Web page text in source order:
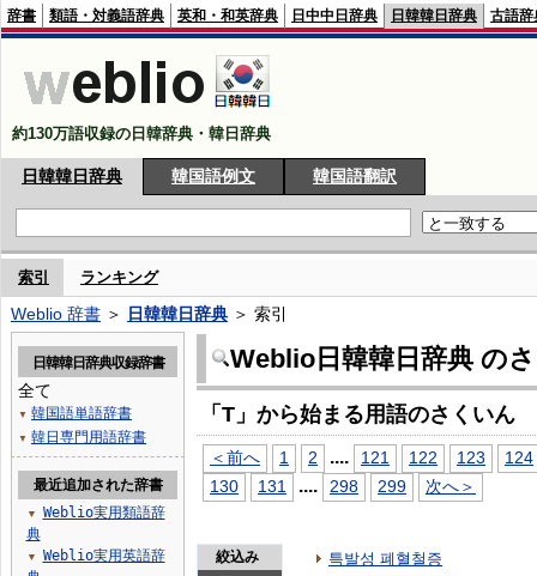
辞書 類語・対義語辞典 英和・和英辞典 日中中日辞典 日韓韓日辞典 古語辞
約130万語収録の日韓辞典・韓日辞典
日韓韓日辞典 韓国語例文 韓国語翻訳
索引 ランキング
Weblio 辞書 ＞ 日韓韓日辞典 ＞ 索引
Weblio日韓韓日辞典 の
「T」から始まる用語のさくいん
＜前へ 1 2 .... 121 122 123
124
130
131 .... 298 299 次へ＞
絞込み
특발성 폐혈철증
日韓韓日辞典収録辞書
全て
▼ 韓国語単語辞書
▼ 韓日専門用語辞書
最近追加された辞書
▼
Weblio実用類語辞
典
▼
Weblio実用英語辞